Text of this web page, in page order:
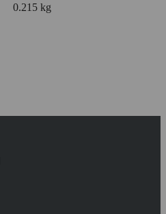
0.215 kg